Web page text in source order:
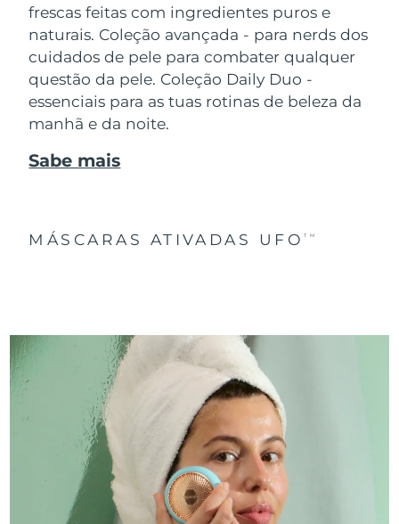
frescas feitas com ingredientes puros e
naturais. Coleção avançada - para nerds dos
cuidados de pele para combater qualquer
questão da pele. Coleção Daily Duo -
essenciais para as tuas rotinas de beleza da
manhã e da noite.
Sabe mais
MÁSCARAS ATIVADAS UFOTM